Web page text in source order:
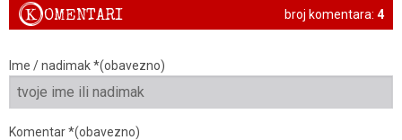
broj komentara: 4
KOMENTARI
Ime / nadimak *(obavezno)
Komentar *(obavezno)